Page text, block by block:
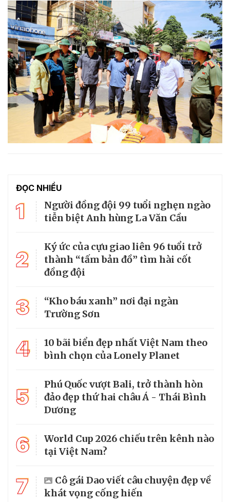
ĐỌC NHIỀU
1
Người đồng đội 99 tuổi nghẹn ngào
tiễn biệt Anh hùng La Văn Cầu
2
Ký ức của cựu giao liên 96 tuổi trở
thành “tấm bản đồ” tìm hài cốt
đồng đội
3
“Kho báu xanh” nơi đại ngàn
Trường Sơn
4
10 bãi biển đẹp nhất Việt Nam theo
bình chọn của Lonely Planet
5
Phú Quốc vượt Bali, trở thành hòn
đảo đẹp thứ hai châu Á - Thái Bình
Dương
6
World Cup 2026 chiếu trên kênh nào
tại Việt Nam?
7
Cô gái Dao viết câu chuyện đẹp về
khát vọng cống hiến